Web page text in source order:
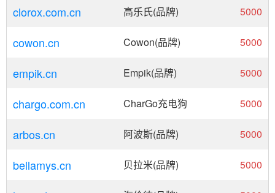
clorox.com.cn 高乐氏(品牌) 5000
cowon.cn Cowon(品牌) 5000
empik.cn Empik(品牌) 5000
chargo.com.cn CharGo充电狗 5000
arbos.cn 阿波斯(品牌) 5000
bellamys.cn 贝拉米(品牌) 5000